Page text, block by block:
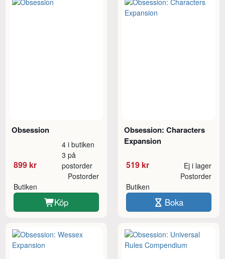
Obsession
899 kr
4 i butiken
3 på
postorder
Butiken
Postorder
Köp
Obsession: Characters
Expansion
519 kr Ej i lager
Butiken
Postorder
Boka